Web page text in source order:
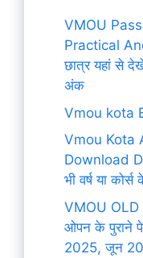
VMOU
Practical
छात्र यहां से
अंक
Vmou kota
Vmou Kota
Download
भी वर्ष या
VMOU OLD
ओपन के पुराने
2025, जून